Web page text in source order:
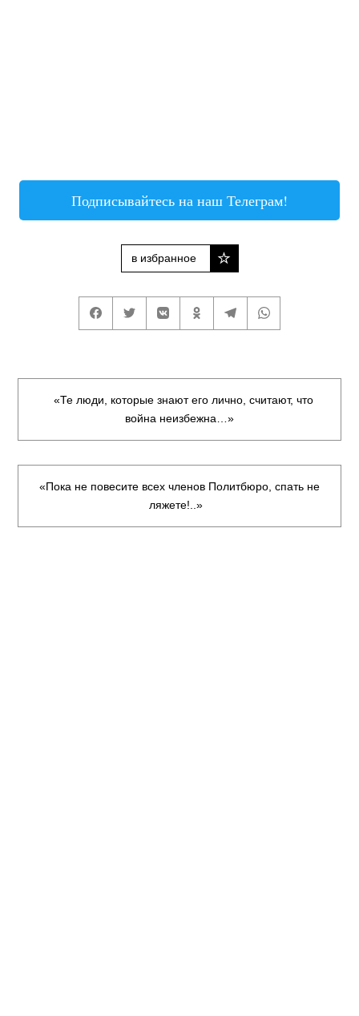
Подписывайтесь на наш Телеграм!
в избранное
«Те люди, которые знают его лично, считают, что
война неизбежна…»
«Пока не повесите всех членов Политбюро, спать не
ляжете!..»